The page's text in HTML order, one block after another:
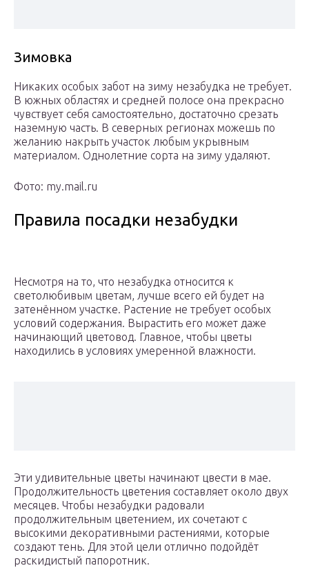
Зимовка
Никаких особых забот на зиму незабудка не требует.
В южных областях и средней полосе она прекрасно
чувствует себя самостоятельно, достаточно срезать
наземную часть. В северных регионах можешь по
желанию накрыть участок любым укрывным
материалом. Однолетние сорта на зиму удаляют.
Фото: my.mail.ru
Правила посадки незабудки
Несмотря на то, что незабудка относится к
светолюбивым цветам, лучше всего ей будет на
затенённом участке. Растение не требует особых
условий содержания. Вырастить его может даже
начинающий цветовод. Главное, чтобы цветы
находились в условиях умеренной влажности.
Эти удивительные цветы начинают цвести в мае.
Продолжительность цветения составляет около двух
месяцев. Чтобы незабудки радовали
продолжительным цветением, их сочетают с
высокими декоративными растениями, которые
создают тень. Для этой цели отлично подойдёт
раскидистый папоротник.